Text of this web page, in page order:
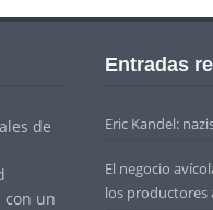
de
con un
Entradas
Eric Kandel:
El negocio
los productores